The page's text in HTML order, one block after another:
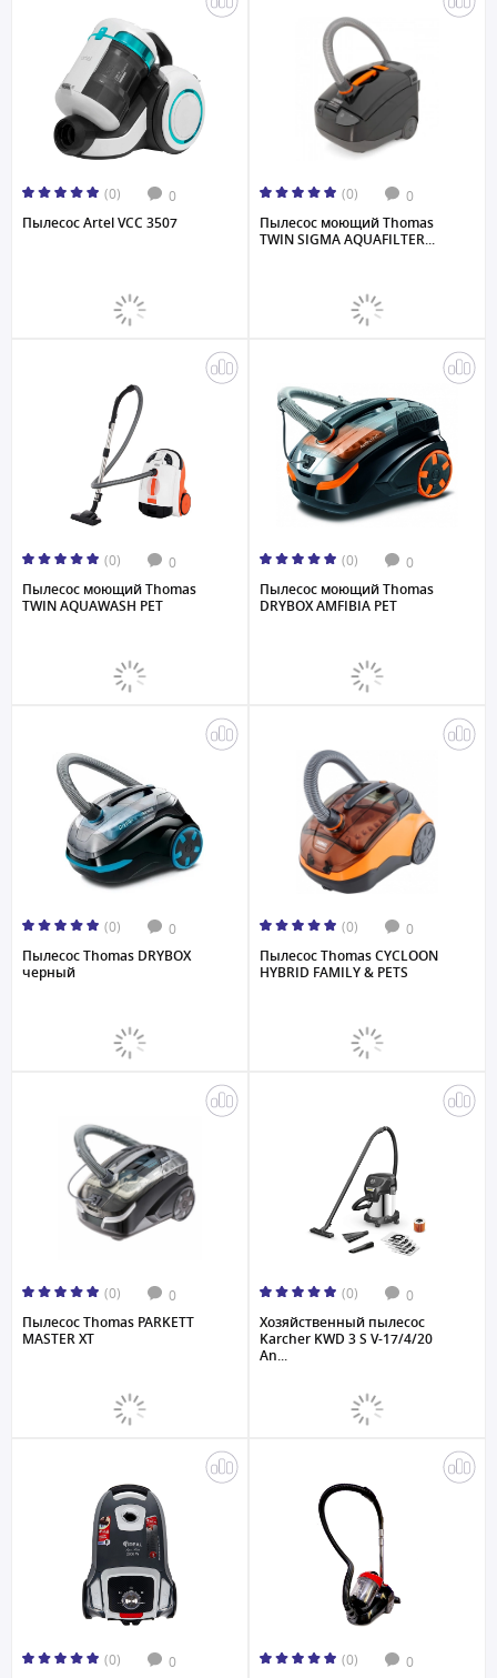
(0) 0
Пылесос Artel VCC 3507
(0) 0
Пылесос моющий Thomas
TWIN SIGMA AQUAFILTER...
(0) 0
Пылесос моющий Thomas
TWIN AQUAWASH PET
(0) 0
Пылесос моющий Thomas
DRYBOX AMFIBIA PET
(0) 0
Пылесос Thomas DRYBOX
черный
(0) 0
Пылесос Thomas CYCLOON
HYBRID FAMILY & PETS
(0) 0
Пылесос Thomas PARKETT
MASTER XT
(0) 0
Хозяйственный пылесос
Karcher KWD 3 S V-17/4/20
An...
(0) 0 (0) 0